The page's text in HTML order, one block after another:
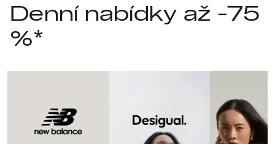
Denní nabídky až -75
%*